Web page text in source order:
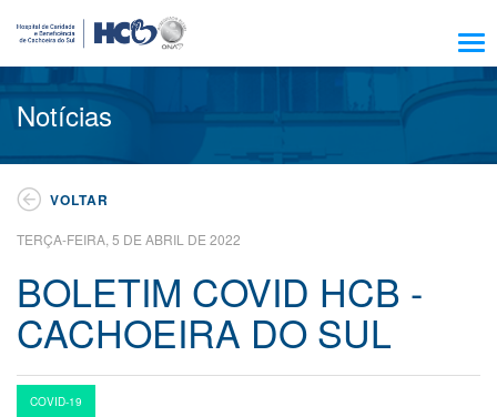
Sobre Nós
Amigo HCB
Notícias
Trabalhe Conosco
Residência, Ensino e Pesquisa
Nossos Serviços
Encontre seu médico
Atendimento
Notícias
VOLTAR
TERÇA-FEIRA, 5 DE ABRIL DE 2022
BOLETIM COVID HCB -
CACHOEIRA DO SUL
COVID-19